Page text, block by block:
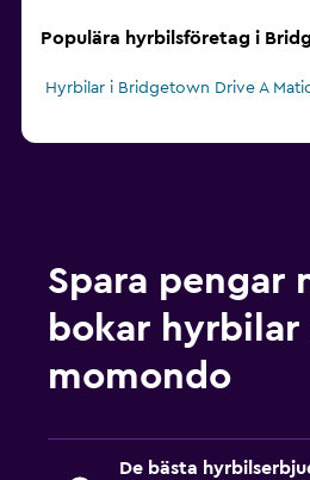
Populära hyrbilsföretag i
Hyrbilar i Bridgetown Drive A
Spara pengar
bokar hyrbilar
momondo
De bästa